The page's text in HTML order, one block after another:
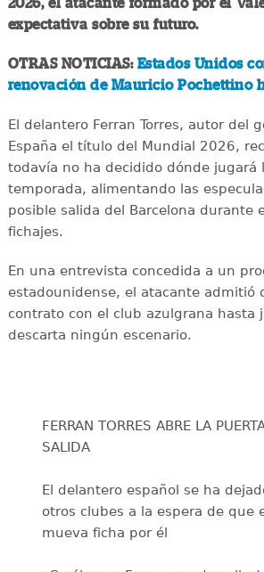
2026, el atacante formado por el
expectativa sobre su futuro.
OTRAS NOTICIAS: Estados Unidos
renovación de Mauricio Pochettino
El delantero Ferran Torres, autor del
España el título del Mundial 2026,
todavía no ha decidido dónde jugará
temporada, alimentando las
posible salida del Barcelona durante
fichajes.
En una entrevista concedida a un
estadounidense, el atacante admitió
contrato con el club azulgrana hasta
descarta ningún escenario.
FERRAN TORRES ABRE LA
SALIDA
El delantero español se ha
otros clubes a la espera de que
mueva ficha por él